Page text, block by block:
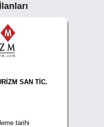
SAN TİC.
tarihi